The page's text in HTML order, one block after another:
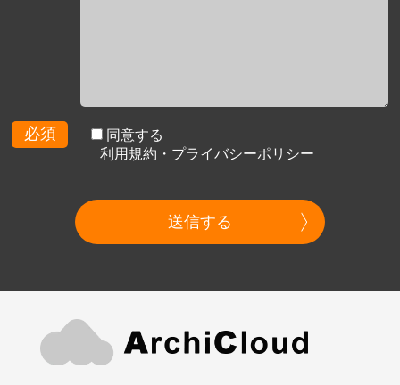
必須
同意する
利用規約 ・ プライバシーポリシー
送信する